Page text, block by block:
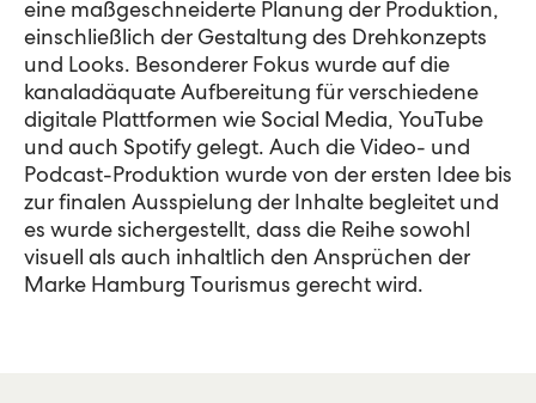
eine maßgeschneiderte Planung der Produktion,
einschließlich der Gestaltung des Drehkonzepts
und Looks. Besonderer Fokus wurde auf die
kanaladäquate Aufbereitung für verschiedene
digitale Plattformen wie Social Media, YouTube
und auch Spotify gelegt. Auch die Video- und
Podcast-Produktion wurde von der ersten Idee bis
zur finalen Ausspielung der Inhalte begleitet und
es wurde sichergestellt, dass die Reihe sowohl
visuell als auch inhaltlich den Ansprüchen der
Marke Hamburg Tourismus gerecht wird.